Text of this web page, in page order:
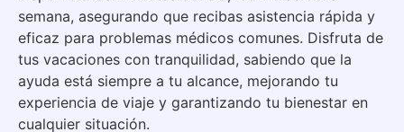
semana, asegurando que recibas asistencia rápida y
eficaz para problemas médicos comunes. Disfruta de
tus vacaciones con tranquilidad, sabiendo que la
ayuda está siempre a tu alcance, mejorando tu
experiencia de viaje y garantizando tu bienestar en
cualquier situación.